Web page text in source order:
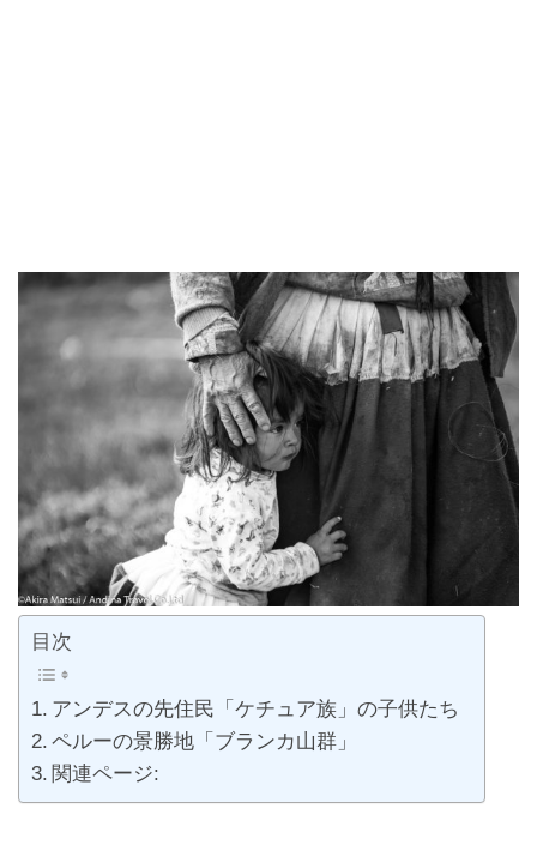
目次
アンデスの先住民「ケチュア族」の子供たち
ペルーの景勝地「ブランカ山群」
関連ページ: